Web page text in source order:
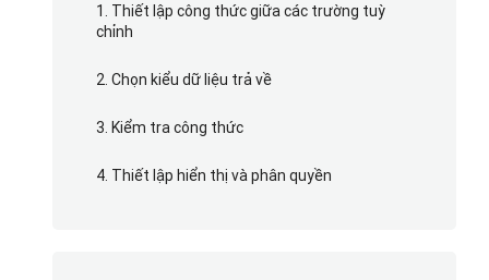
1. Thiết lập công thức giữa các trường tuỳ
chỉnh
2. Chọn kiểu dữ liệu trả về
3. Kiểm tra công thức
4. Thiết lập hiển thị và phân quyền